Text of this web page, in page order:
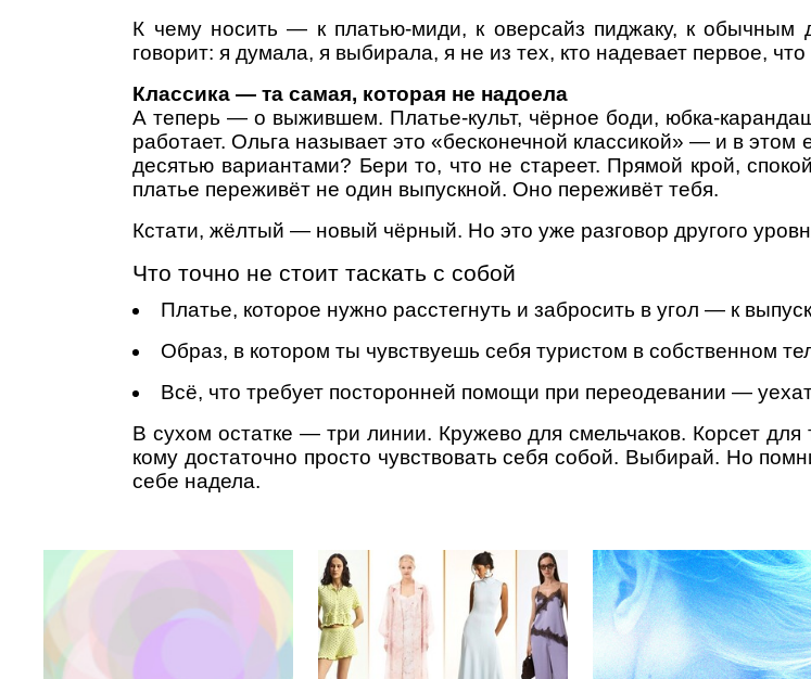
К чему носить — к платью-миди, к оверсайз пиджаку, к
говорит: я думала, я выбирала, я не из тех, кто надевает первое,
Классика — та самая, которая не надоела
А теперь — о выжившем. Платье-культ, чёрное боди, юбка-
работает. Ольга называет это «бесконечной классикой» — и в
десятью вариантами? Бери то, что не стареет. Прямой крой,
платье переживёт не один выпускной. Оно переживёт тебя.
Кстати, жёлтый — новый чёрный. Но это уже разговор другого
Что точно не стоит таскать с собой
Платье, которое нужно расстегнуть и забросить в угол — к
Образ, в котором ты чувствуешь себя туристом в собственном
Всё, что требует посторонней помощи при переодевании —
В сухом остатке — три линии. Кружево для смельчаков. Корсет
кому достаточно просто чувствовать себя собой. Выбирай. Но
себе надела.